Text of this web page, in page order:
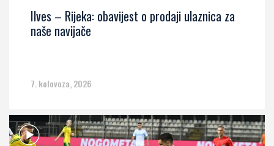
Ilves – Rijeka: obavijest o prodaji ulaznica za
naše navijače
7. kolovoza, 2026